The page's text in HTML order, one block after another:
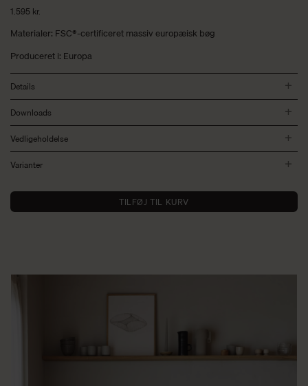
1.595 kr.
Materialer: FSC®-certificeret massiv europæisk bøg
Produceret i: Europa
Details
Downloads
Vedligeholdelse
Varianter
TILFØJ TIL KURV